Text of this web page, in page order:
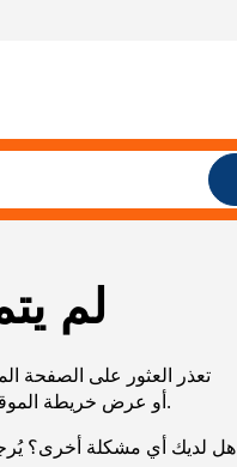
لم
تعذر العثور على الصفحة
URL، أو عرض خريطة الموقع الخاصة بنا لمساعدتك في العثور على ما تريد.
هل لديك أي مشكلة أخرى؟